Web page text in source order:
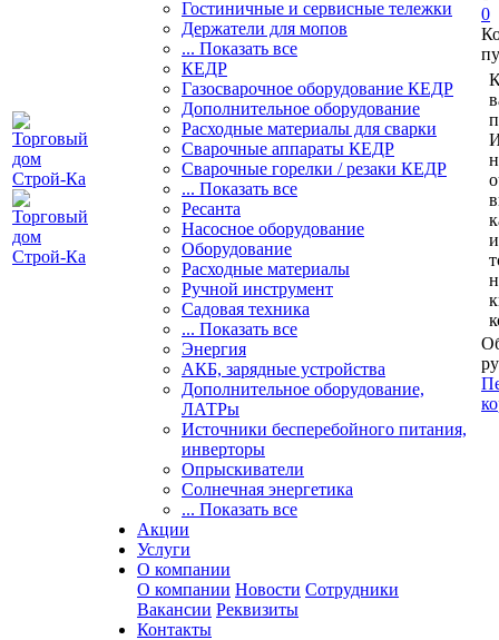
Гостиничные и сервисные тележки
Держатели для мопов
... Показать все
КЕДР
Газосварочное оборудование КЕДР
Дополнительное оборудование
Расходные материалы для сварки
Сварочные аппараты КЕДР
Сварочные горелки / резаки КЕДР
... Показать все
Ресанта
Насосное оборудование
Оборудование
Расходные материалы
Ручной инструмент
Садовая техника
... Показать все
Энергия
АКБ, зарядные устройства
Дополнительное оборудование,
ЛАТРы
Источники бесперебойного питания,
инверторы
Опрыскиватели
Солнечная энергетика
... Показать все
Акции
Услуги
О компании
О компании Новости Сотрудники
Вакансии Реквизиты
Контакты
0